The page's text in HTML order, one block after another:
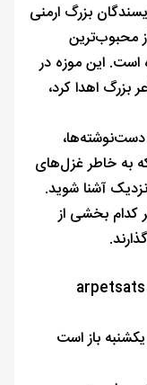
بزرگ ارمنی
محبوب‌ترین
است. این موزه در
بزرگ اهدا کرد،
به خاطر غزل‌های
آشنا شوید.
کدام بخشی از
باز است